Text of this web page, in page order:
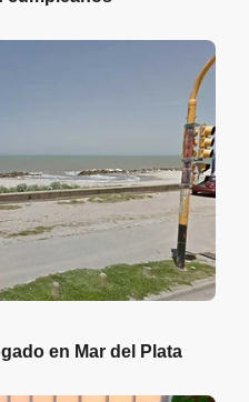
en Mar del Plata